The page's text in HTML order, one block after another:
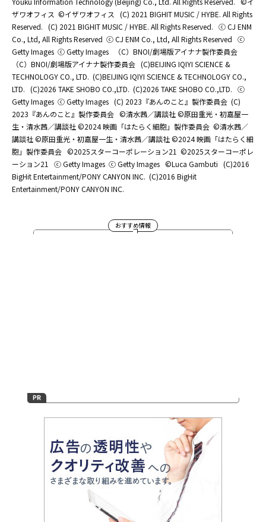
ザワオフィス ©イザワオフィス
(C) 2021 BIGHIT MUSIC / HYBE. All Rights
Reserved. (C) 2021 BIGHIT MUSIC / HYBE. All Rights Reserved. ⓒ CJ ENM
Co., Ltd, All Rights Reserved ⓒ CJ ENM Co., Ltd, All Rights Reserved ⓒ
Getty Images ⓒ Getty Images
（C）BNOI/劇場版アイナナ製作委員会
（C）BNOI/劇場版アイナナ製作委員会 (C)BEIJING IQIYI SCIENCE &
TECHNOLOGY CO., LTD. (C)BEIJING IQIYI SCIENCE & TECHNOLOGY CO.,
LTD. (C)2026 TAKE SHOBO CO.,LTD. (C)2026 TAKE SHOBO CO.,LTD. ⓒ
Getty Images ⓒ Getty Images (C) 2023『あんのこと』製作委員会 (C)
2023『あんのこと』製作委員会 ©清水茜／講談社 ©原田重光・初嘉屋一
生・清水茜／講談社 ©2024 映画「はたらく細胞」製作委員会 ©清水茜／
講談社 ©原田重光・初嘉屋一生・清水茜／講談社 ©2024 映画「はたらく細
胞」製作委員会 ©2025スターコーポレーション21 ©2025スターコーポレ
ーション21
ⓒ Getty Images ⓒ Getty Images ©Luca Gambuti (C)2016
BigHit Entertainment/PONY CANYON INC. (C)2016 BigHit
Entertainment/PONY CANYON INC.
おすすめ情報